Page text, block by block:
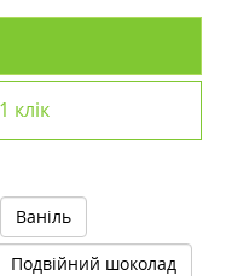
клік
Ваніль
Подвійний шоколад